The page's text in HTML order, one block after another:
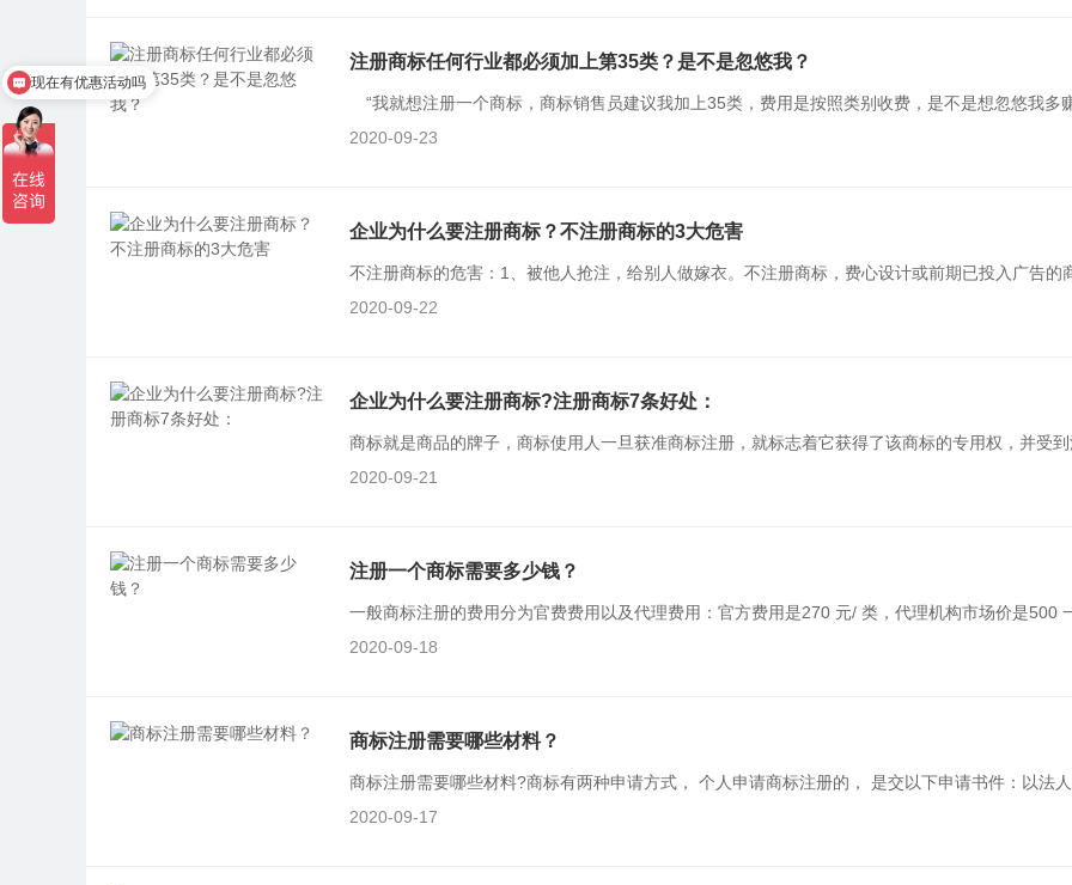
注册商标任何行业都必须加上第35类？是不是忽悠我？
“我就想注册一个商标，商标销售员建议我加上35类，费用是按照类别收费，是不是想忽悠我多赚
钱?”，35类商标真的很重要吗?不注册会怎样?35类商标的7大使用场景：...
2020-09-23
企业为什么要注册商标？不注册商标的3大危害
不注册商标的危害：1、被他人抢注，给别人做嫁衣。不注册商标，费心设计或前期已投入广告的
可能被他人抢先注册。2、无意侵权。在现实生活中，除了有人故意仿冒、伪造等有意侵权的行为
2020-09-22
企业为什么要注册商标?注册商标7条好处：
商标就是商品的牌子，商标使用人一旦获准商标注册，就标志着它获得了该商标的专用权，并受到
的保护。商标注册有哪些好处?1、 便于消费者认牌购物。2、保护了企业商标不受侵犯，保护了品
2020-09-21
注册一个商标需要多少钱？
一般商标注册的费用分为官费费用以及代理费用：官方费用是270 元/ 类，代理机构市场价是500
00 不等。注册商标，你需要知道这3点注意事项：...
2020-09-18
商标注册需要哪些材料？
商标注册需要哪些材料?商标有两种申请方式， 个人申请商标注册的， 是交以下申请书件：以法人
者其他组织名义申请商标注册的， 是交以下申请书件：...
2020-09-17
现在有优惠活动吗